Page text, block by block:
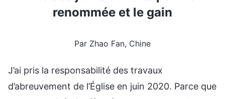
renommée et le gain
Par Zhao Fan, Chine
J’ai pris la responsabilité des travaux
d’abreuvement de l’Église en juin 2020. Parce que